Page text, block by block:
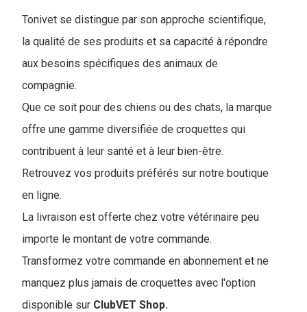
Tonivet se distingue par son approche scientifique,
la qualité de ses produits et sa capacité à répondre
aux besoins spécifiques des animaux de
compagnie.
Que ce soit pour des chiens ou des chats, la marque
offre une gamme diversifiée de croquettes qui
contribuent à leur santé et à leur bien-être.
Retrouvez vos produits préférés sur notre boutique
en ligne.
La livraison est offerte chez votre vétérinaire peu
importe le montant de votre commande.
Transformez votre commande en abonnement et ne
manquez plus jamais de croquettes avec l'option
disponible sur ClubVET Shop.